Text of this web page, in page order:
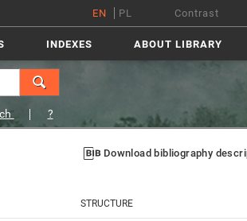
EN PL Contrast
INDEXES ABOUT LIBRARY
?
Download bibliography
STRUCTURE